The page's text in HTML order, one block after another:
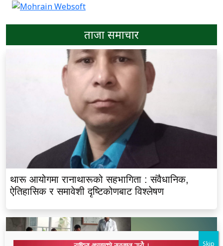
ताजा समाचार
थारू आयोगमा रानाथारूको सहभागिता : संवैधानिक,
ऐतिहासिक र समावेशी दृष्टिकोणबाट विश्लेषण
Skip